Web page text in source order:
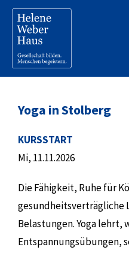
Yoga in Stolberg
KURSSTART
Mi, 11.11.2026
Die Fähigkeit, Ruhe für
gesundheitsverträgliche
Belastungen. Yoga lehrt,
Entspannungsübungen,